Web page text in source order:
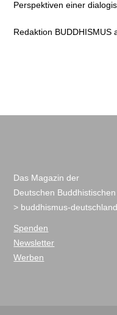
Perspektiven einer
Redaktion BUDDHISMUS
Das Magazin der
Deutschen
> buddhismus-
Spenden
Newsletter
Werben